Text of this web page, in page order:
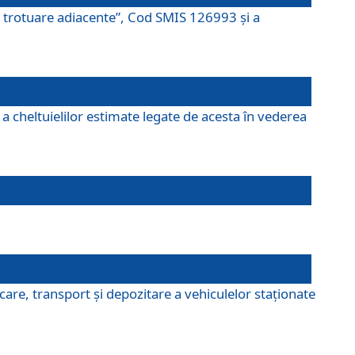
adiacente”, Cod SMIS 126993 și a
cheltuielilor estimate legate de acesta în vederea
transport şi depozitare a vehiculelor staționate